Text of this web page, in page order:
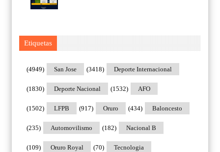
Etiquetas
San Jose
(4949) Deporte Internacional
(3418)
Deporte Nacional
(1830) AFO
(1532)
LFPB
(1502) Oruro
(917) Baloncesto
(434)
Automovilismo
(235) Nacional B
(182)
Oruro Royal
(109) Tecnologia
(70)